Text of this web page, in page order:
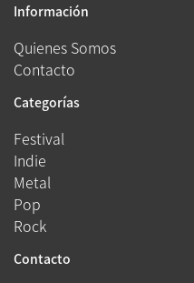
Información
Quienes Somos
Contacto
Categorías
Festival
Indie
Metal
Pop
Rock
Contacto